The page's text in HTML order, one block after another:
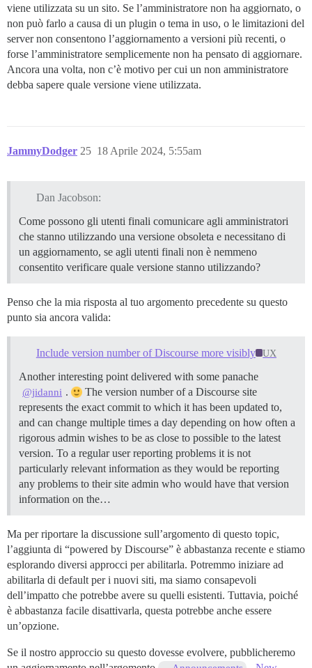
viene utilizzata su un sito. Se l’amministratore non ha aggiornato, o
non può farlo a causa di un plugin o tema in uso, o le limitazioni del
server non consentono l’aggiornamento a versioni più recenti, o
forse l’amministratore semplicemente non ha pensato di aggiornare.
Ancora una volta, non c’è motivo per cui un non amministratore
debba sapere quale versione viene utilizzata.
JammyDodger 18 Aprile 2024, 5:55am
25
Dan Jacobson:
Come possono gli utenti finali comunicare agli amministratori
che stanno utilizzando una versione obsoleta e necessitano di
un aggiornamento, se agli utenti finali non è nemmeno
consentito verificare quale versione stanno utilizzando?
Penso che la mia risposta al tuo argomento precedente su questo
punto sia ancora valida:
Include version number of Discourse more visibly UX
Another interesting point delivered with some panache
@jidanni .
The version number of a Discourse site
represents the exact commit to which it has been updated to,
and can change multiple times a day depending on how often a
rigorous admin wishes to be as close to possible to the latest
version. To a regular user reporting problems it is not
particularly relevant information as they would be reporting
any problems to their site admin who would have that version
information on the…
Ma per riportare la discussione sull’argomento di questo topic,
l’aggiunta di “powered by Discourse” è abbastanza recente e stiamo
esplorando diversi approcci per abilitarla. Potremmo iniziare ad
abilitarla di default per i nuovi siti, ma siamo consapevoli
dell’impatto che potrebbe avere su quelli esistenti. Tuttavia, poiché
è abbastanza facile disattivarla, questa potrebbe anche essere
un’opzione.
Se il nostro approccio su questo dovesse evolvere, pubblicheremo